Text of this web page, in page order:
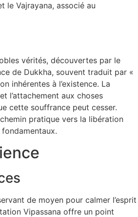
le Vajrayana, associé au
vérités, découvertes par le
de Dukkha, souvent traduit par «
inhérentes à l’existence. La
l’attachement aux choses
cette souffrance peut cesser.
pratique vers la libération
de moyen pour calmer l’esprit
Vipassana offre un point